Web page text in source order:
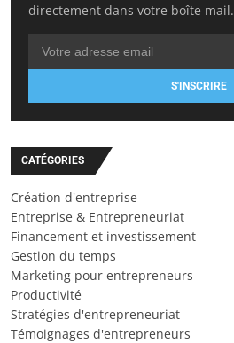
directement dans votre boîte mail.
S'INSCRIRE
CATÉGORIES
Création d'entreprise
Entreprise & Entrepreneuriat
Financement et investissement
Gestion du temps
Marketing pour entrepreneurs
Productivité
Stratégies d'entrepreneuriat
Témoignages d'entrepreneurs